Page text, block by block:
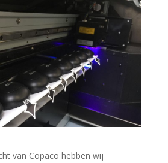
van Copaco hebben wij